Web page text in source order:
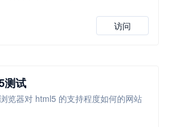
访问
测试
览器对 html5 的支持程度如何的网站